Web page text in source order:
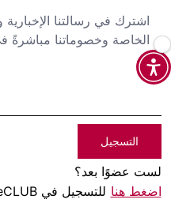
اشترك في رسالتنا
الخاصة وخصوماتنا مباشرةً
بك
التسجيل
لست عضوًا بعد؟
اضغط هنا للتسجيل في AdvantageCLUB!